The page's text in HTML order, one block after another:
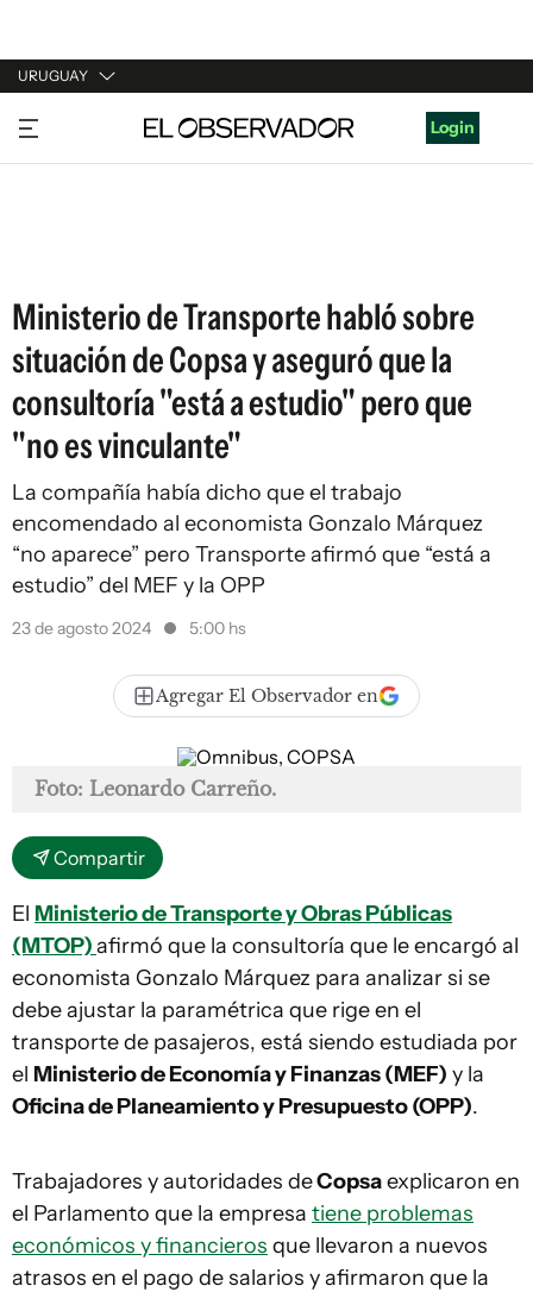
URUGUAY
URUGUAY
ARGENTINA
Login
Ministerio de Transporte habló sobre
situación de Copsa y aseguró que la
consultoría "está a estudio" pero que
"no es vinculante"
La compañía había dicho que el trabajo
encomendado al economista Gonzalo Márquez
“no aparece” pero Transporte afirmó que “está a
estudio” del MEF y la OPP
23 de agosto 2024 5:00 hs
Agregar El Observador en
Foto: Leonardo Carreño.
Compartir
El Ministerio de Transporte y Obras Públicas
(MTOP)afirmó que la consultoría que le encargó al
economista Gonzalo Márquez para analizar si se
debe ajustar la paramétrica que rige en el
transporte de pasajeros, está siendo estudiada por
el Ministerio de Economía y Finanzas (MEF) y la
Oficina de Planeamiento y Presupuesto (OPP).
Trabajadores y autoridades deCopsaexplicaron en
el Parlamento que la empresa tiene problemas
económicos y financieros que llevaron a nuevos
atrasos en el pago de salarios y afirmaron que la